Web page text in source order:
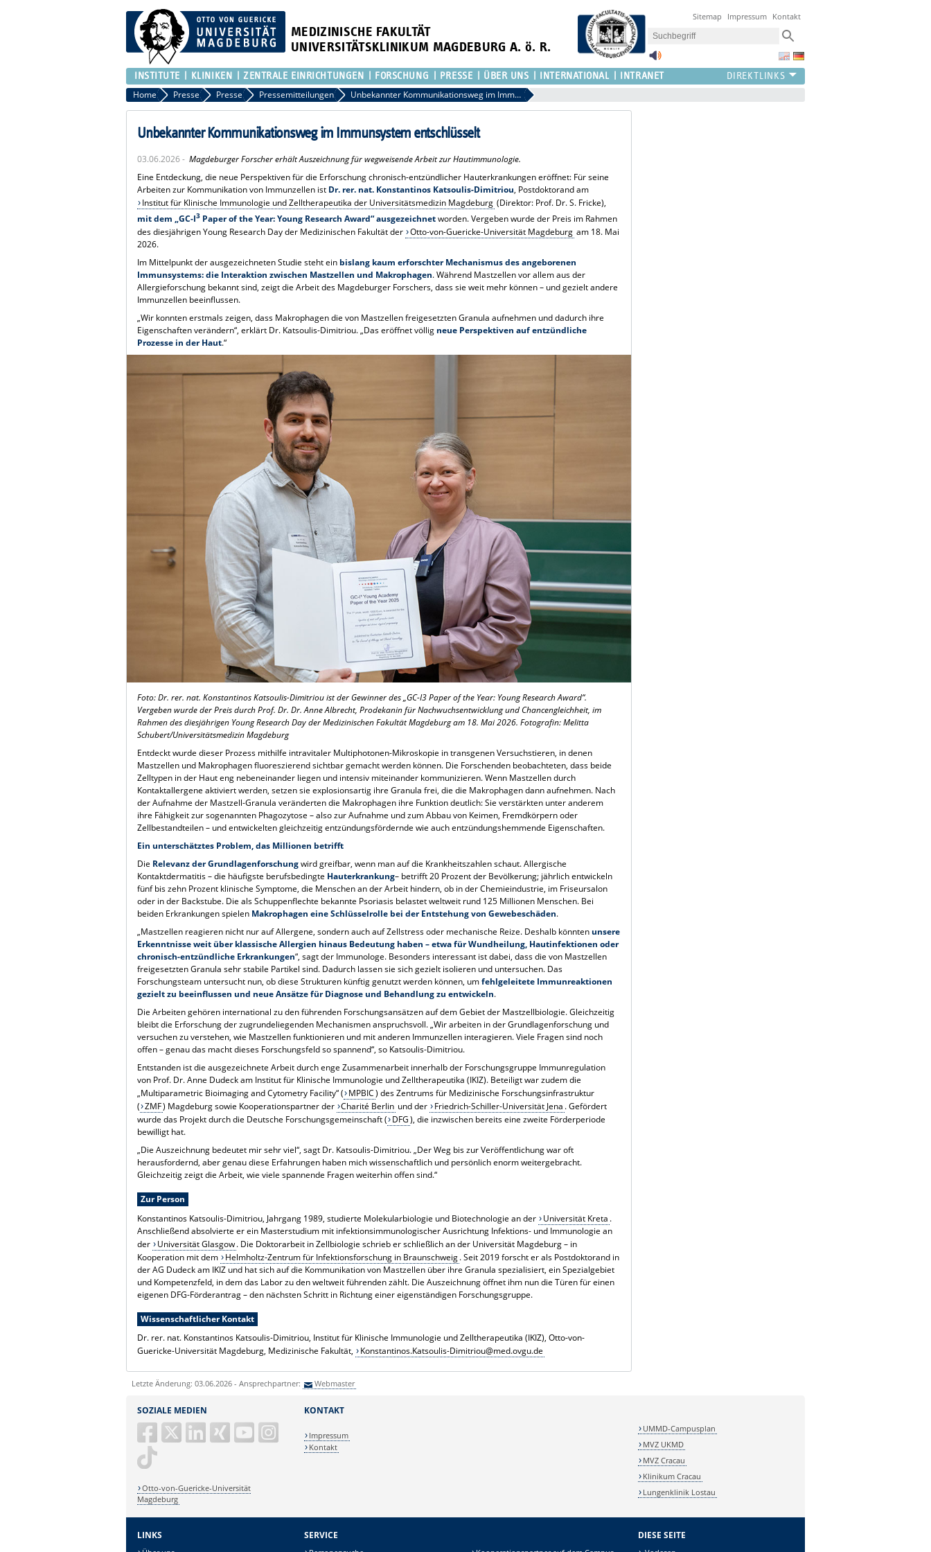
MEDIZINISCHE FAKULTÄT
UNIVERSITÄTSKLINIKUM MAGDEBURG A. ö. R.
Sitemap Impressum Kontakt
INSTITUTE KLINIKEN ZENTRALE EINRICHTUNGEN FORSCHUNG PRESSE ÜBER UNS INTERNATIONAL INTRANET
Home Presse Presse Pressemitteilungen Unbekannter Kommunikationsweg im Immunsystem entschlüsselt
Unbekannter Kommunikationsweg im Immunsystem entschlüsselt
03.06.2026 -Magdeburger Forscher erhält Auszeichnung für wegweisende Arbeit zur Hautimmunologie.
Eine Entdeckung, die neue Perspektiven für die Erforschung chronisch-entzündlicher Hauterkrankungen eröffnet: Für seine
Arbeiten zur Kommunikation von Immunzellen ist Dr. rer. nat. Konstantinos Katsoulis-Dimitriou, Postdoktorand am
Institut für Klinische Immunologie und Zelltherapeutika der Universitätsmedizin Magdeburg (Direktor: Prof. Dr. S. Fricke),
mit dem „GC-I3 Paper of the Year: Young Research Award“ ausgezeichnetworden. Vergeben wurde der Preis im Rahmen
des diesjährigen Young Research Day der Medizinischen Fakultät der Otto-von-Guericke-Universität Magdeburg am 18. Mai
2026.
Im Mittelpunkt der ausgezeichneten Studie steht ein bislang kaum erforschter Mechanismus des angeborenen
Immunsystems: die Interaktion zwischen Mastzellen und Makrophagen. Während Mastzellen vor allem aus der
Allergieforschung bekannt sind, zeigt die Arbeit des Magdeburger Forschers, dass sie weit mehr können – und gezielt andere
Immunzellen beeinflussen.
„Wir konnten erstmals zeigen, dass Makrophagen die von Mastzellen freigesetzten Granula aufnehmen und dadurch ihre
Eigenschaften verändern“, erklärt Dr. Katsoulis-Dimitriou. „Das eröffnet völlig neue Perspektiven auf entzündliche
Prozesse in der Haut.“
Foto: Dr. rer. nat.Konstantinos Katsoulis-Dimitriou ist der Gewinner des „GC-I3 Paper of the Year: Young Research Award“.
Vergeben wurde der Preis durch Prof. Dr. Dr. Anne Albrecht, Prodekanin für Nachwuchsentwicklung und Chancengleichheit, im
Rahmen des diesjährigen Young Research Day der Medizinischen Fakultät Magdeburg am 18. Mai 2026. Fotografin: Melitta
Schubert/Universitätsmedizin Magdeburg
Entdeckt wurde dieser Prozess mithilfe intravitaler Multiphotonen-Mikroskopie in transgenen Versuchstieren, in denen
Mastzellen und Makrophagen fluoreszierend sichtbar gemacht werden können. Die Forschenden beobachteten, dass beide
Zelltypen in der Haut eng nebeneinander liegen und intensiv miteinander kommunizieren. Wenn Mastzellen durch
Kontaktallergene aktiviert werden, setzen sie explosionsartig ihre Granula frei, die die Makrophagen dann aufnehmen. Nach
der Aufnahme der Mastzell-Granula veränderten die Makrophagen ihre Funktion deutlich: Sie verstärkten unter anderem
ihre Fähigkeit zur sogenannten Phagozytose – also zur Aufnahme und zum Abbau von Keimen, Fremdkörpern oder
Zellbestandteilen – und entwickelten gleichzeitig entzündungsfördernde wie auch entzündungshemmende Eigenschaften.
Ein unterschätztes Problem, das Millionen betrifft
Die Relevanz der Grundlagenforschungwird greifbar, wenn man auf die Krankheitszahlen schaut. Allergische
Kontaktdermatitis – die häufigste berufsbedingte Hauterkrankung– betrifft 20 Prozent der Bevölkerung; jährlich entwickeln
fünf bis zehn Prozent klinische Symptome, die Menschen an der Arbeit hindern, ob in der Chemieindustrie, im Friseursalon
oder in der Backstube. Die als Schuppenflechte bekannte Psoriasis belastet weltweit rund 125 Millionen Menschen. Bei
beiden Erkrankungen spielen Makrophagen eine Schlüsselrolle bei der Entstehung von Gewebeschäden.
„Mastzellen reagieren nicht nur auf Allergene, sondern auch auf Zellstress oder mechanische Reize. Deshalb könntenunsere
Erkenntnisse weit über klassische Allergien hinaus Bedeutung haben – etwa für Wundheilung, Hautinfektionen oder
chronisch-entzündliche Erkrankungen“, sagt der Immunologe. Besonders interessant ist dabei, dass die von Mastzellen
freigesetzten Granula sehr stabile Partikel sind. Dadurch lassen sie sich gezielt isolieren und untersuchen. Das
Forschungsteam untersucht nun, ob diese Strukturen künftig genutzt werden können, umfehlgeleitete Immunreaktionen
gezielt zu beeinflussen und neue Ansätze für Diagnose und Behandlung zu entwickeln.
Die Arbeiten gehören international zu den führenden Forschungsansätzen auf dem Gebiet der Mastzellbiologie. Gleichzeitig
bleibt die Erforschung der zugrundeliegenden Mechanismen anspruchsvoll. „Wir arbeiten in der Grundlagenforschung und
versuchen zu verstehen, wie Mastzellen funktionieren und mit anderen Immunzellen interagieren. Viele Fragen sind noch
offen – genau das macht dieses Forschungsfeld so spannend“, so Katsoulis-Dimitriou.
Entstanden ist die ausgezeichnete Arbeit durch enge Zusammenarbeit innerhalb der Forschungsgruppe Immunregulation
von Prof. Dr. Anne Dudeck am Institut für Klinische Immunologie und Zelltherapeutika (IKIZ). Beteiligt war zudem die
„Multiparametric Bioimaging and Cytometry Facility“ ( MPBIC) des Zentrums für Medizinische Forschungsinfrastruktur
( ZMF) Magdeburg sowie Kooperationspartner der Charité Berlin und der Friedrich-Schiller-Universität Jena . Gefördert
wurde das Projekt durch die Deutsche Forschungsgemeinschaft ( DFG), die inzwischen bereits eine zweite Förderperiode
bewilligt hat.
„Die Auszeichnung bedeutet mir sehr viel“, sagt Dr. Katsoulis-Dimitriou. „Der Weg bis zur Veröffentlichung war oft
herausfordernd, aber genau diese Erfahrungen haben mich wissenschaftlich und persönlich enorm weitergebracht.
Gleichzeitig zeigt die Arbeit, wie viele spannende Fragen weiterhin offen sind.“
Zur Person
Konstantinos Katsoulis-Dimitriou, Jahrgang 1989, studierte Molekularbiologie und Biotechnologie an der
Universität Kreta .
Anschließend absolvierte er ein Masterstudium mit infektionsimmunologischer Ausrichtung Infektions- und Immunologie an
der
Universität Glasgow. Die Doktorarbeit in Zellbiologie schrieb er schließlich an der Universität Magdeburg – in
Kooperation mit dem
Helmholtz-Zentrum für Infektionsforschung in Braunschweig. Seit 2019 forscht er als Postdoktorand in
der AG Dudeck am IKIZ und hat sich auf die Kommunikation von Mastzellen über ihre Granula spezialisiert, ein Spezialgebiet
und Kompetenzfeld, in dem das Labor zu den weltweit führenden zählt. Die Auszeichnung öffnet ihm nun die Türen für einen
eigenen DFG-Förderantrag – den nächsten Schritt in Richtung einer eigenständigen Forschungsgruppe.
Wissenschaftlicher Kontakt
Dr. rer. nat. Konstantinos Katsoulis-Dimitriou, Institut für Klinische Immunologie und Zelltherapeutika (IKIZ), Otto-von-
Guericke-Universität Magdeburg, Medizinische Fakultät,
Konstantinos.Katsoulis-Dimitriou@med.ovgu.de
Letzte Änderung: 03.06.2026 - Ansprechpartner: Webmaster
SOZIALE MEDIEN
Otto-von-Guericke-Universität
Magdeburg
KONTAKT
Impressum
Kontakt
UMMD-Campusplan
MVZ UKMD
MVZ Cracau
Klinikum Cracau
Lungenklinik Lostau
LINKS SERVICE DIESE SEITE